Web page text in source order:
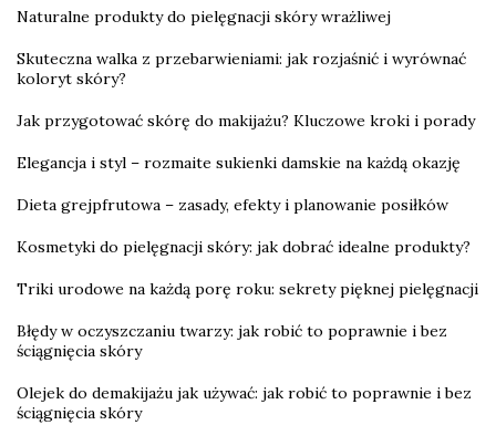
Naturalne produkty do pielęgnacji skóry wrażliwej
Skuteczna walka z przebarwieniami: jak rozjaśnić i wyrównać
koloryt skóry?
Jak przygotować skórę do makijażu? Kluczowe kroki i porady
Elegancja i styl – rozmaite sukienki damskie na każdą okazję
Dieta grejpfrutowa – zasady, efekty i planowanie posiłków
Kosmetyki do pielęgnacji skóry: jak dobrać idealne produkty?
Triki urodowe na każdą porę roku: sekrety pięknej pielęgnacji
Błędy w oczyszczaniu twarzy: jak robić to poprawnie i bez
ściągnięcia skóry
Olejek do demakijażu jak używać: jak robić to poprawnie i bez
ściągnięcia skóry